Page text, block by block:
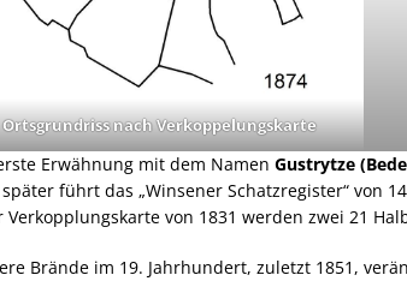
Ortsgrundriss nach Verkoppelungskarte
Erwähnung mit dem Namen Gustrytze
später führt das „Winsener Schatzregister“ von
Verkopplungskarte von 1831 werden zwei 21
Brände im 19. Jahrhundert, zuletzt 1851,